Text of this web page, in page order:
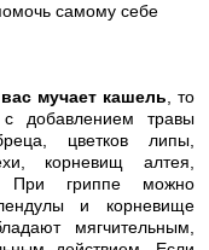
самому себе
мучает кашель , то
добавлением травы
цветков липы,
корневищ алтея,
При гриппе можно
и корневище
мягчительным,